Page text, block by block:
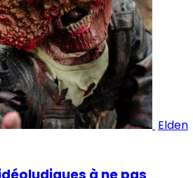
Elden